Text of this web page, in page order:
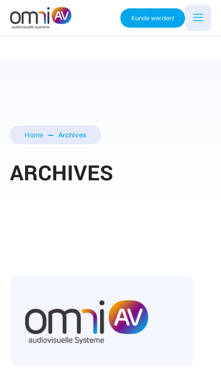
Kunde werden!
Home Archives
ARCHIVES